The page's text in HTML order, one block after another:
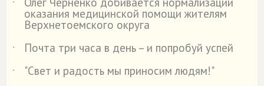
˙
оказания медицинской помощи жителям
Верхнетоемского округа
˙
Почта три часа в день – и попробуй успей
˙
"Свет и радость мы приносим людям!"